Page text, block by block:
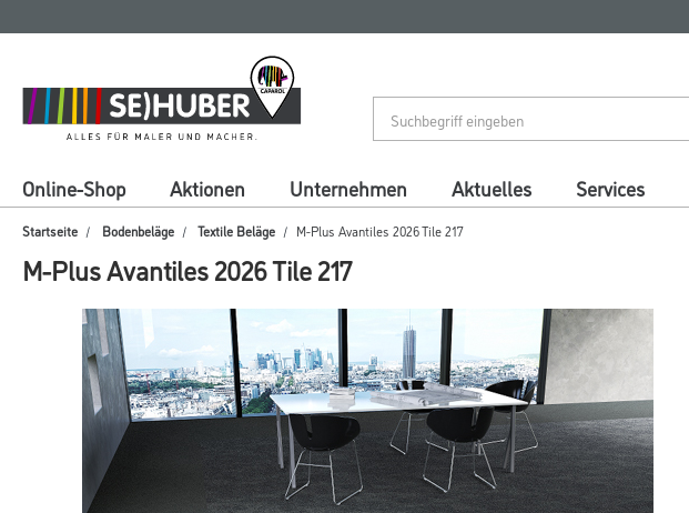
springen
springen
Online-Shop Aktionen Unternehmen Aktuelles Services
Startseite Bodenbeläge Textile Beläge M-Plus Avantiles 2026 Tile 217
M-Plus Avantiles 2026 Tile 217